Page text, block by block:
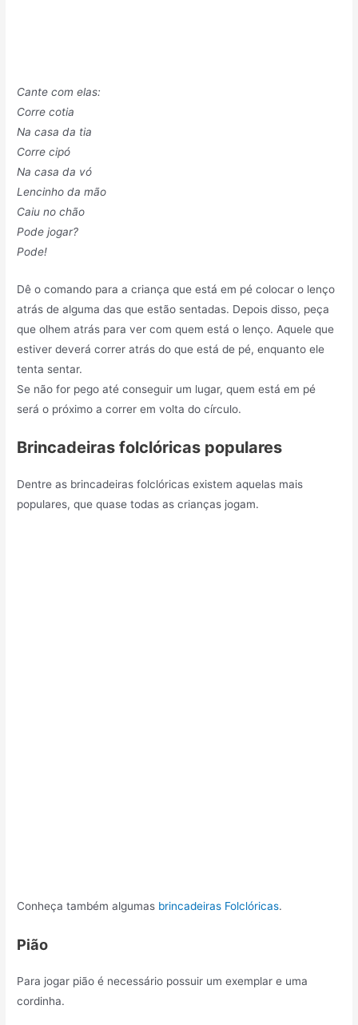
Cante com elas:
Corre cotia
Na casa da tia
Corre cipó
Na casa da vó
Lencinho da mão
Caiu no chão
Pode jogar?
Pode!
Dê o comando para a criança que está em pé colocar o lenço
atrás de alguma das que estão sentadas. Depois disso, peça
que olhem atrás para ver com quem está o lenço. Aquele que
estiver deverá correr atrás do que está de pé, enquanto ele
tenta sentar.
Se não for pego até conseguir um lugar, quem está em pé
será o próximo a correr em volta do círculo.
Brincadeiras folclóricas populares
Dentre as brincadeiras folclóricas existem aquelas mais
populares, que quase todas as crianças jogam.
Conheça também algumas brincadeiras Folclóricas.
Pião
Para jogar pião é necessário possuir um exemplar e uma
cordinha.